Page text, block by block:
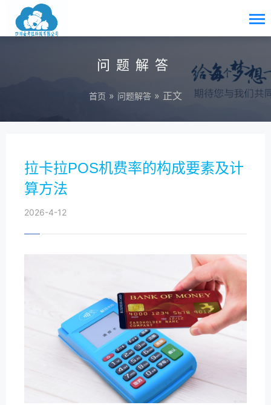
问题解答
首页 » 问题解答 » 正文
拉卡拉POS机费率的构成要素及计
算方法
2026-4-12